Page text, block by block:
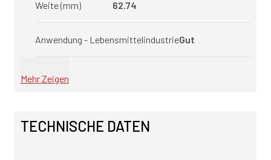
Weite (mm) 62.74
Anwendung - LebensmittelindustrieGut
Mehr Zeigen
TECHNISCHE DATEN